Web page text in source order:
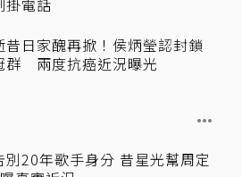
掛電話
昔日家醜再掀！侯炳瑩認封鎖
群 兩度抗癌近況曝光
別20年歌手身分 昔星光幫周定